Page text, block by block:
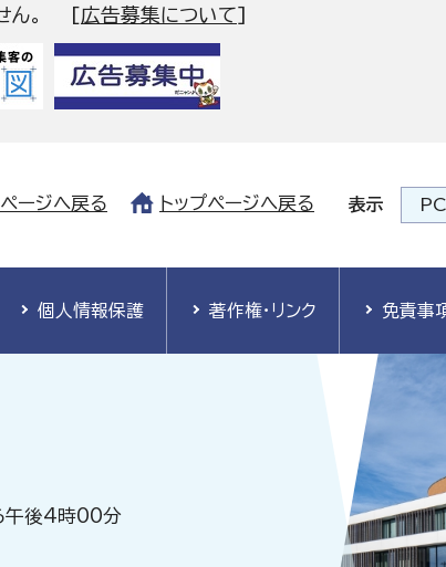
。 [広告募集について]
ージへ戻る トップページへ戻る 表示 PC
個人情報保護 著作権・リンク 免責事
午後4時00分